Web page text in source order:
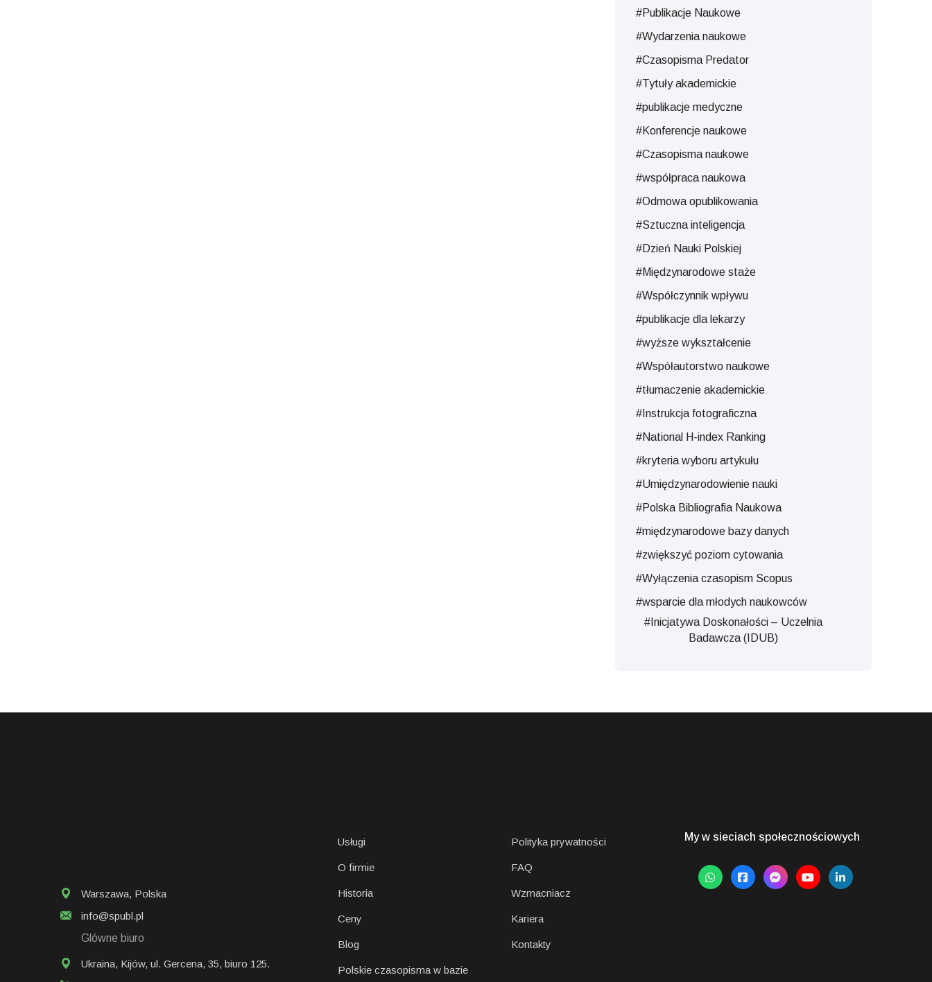
#Publikacje Naukowe
#Wydarzenia naukowe
#Czasopisma Predator
#Tytuły akademickie
#publikacje medyczne
#Konferencje naukowe
#Czasopisma naukowe
#współpraca naukowa
#Odmowa opublikowania
#Sztuczna inteligencja
#Dzień Nauki Polskiej
#Międzynarodowe staże
#Współczynnik wpływu
#publikacje dla lekarzy
#wyższe wykształcenie
#Współautorstwo naukowe
#tłumaczenie akademickie
#Instrukcja fotograficzna
#National H-index Ranking
#kryteria wyboru artykułu
#Umiędzynarodowienie nauki
#Polska Bibliografia Naukowa
#międzynarodowe bazy danych
#zwiększyć poziom cytowania
#Wyłączenia czasopism Scopus
#wsparcie dla młodych naukowców
#Inicjatywa Doskonałości – Uczelnia
Badawcza (IDUB)
Warszawa, Polska
info@spubl.pl
Glówne biuro
Ukraina, Kijów, ul. Gercena, 35, biuro 125.
Usługi
O firmie
Historia
Ceny
Blog
Polskie czasopisma w bazie
Polityka prywatności
FAQ
Wzmacniacz
Kariera
Kontakty
My w sieciach społecznościowych